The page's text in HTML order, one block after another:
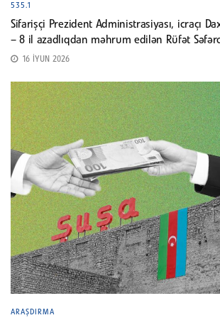
535.1
Sifarişçi Prezident Administrasiyası, icraçı
– 8 il azadlıqdan məhrum edilən Rüfət
16 İYUN 2026
ARAŞDIRMA